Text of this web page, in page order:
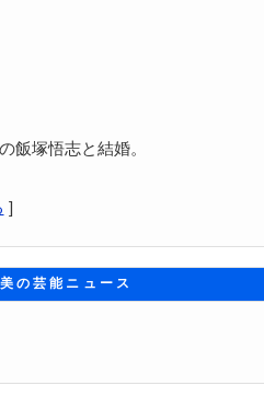
飯塚悟志と結婚。
]
の芸能ニュース